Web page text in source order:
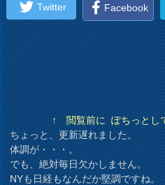
Twitter Facebook
↑ 閲覧前に ぽちっとし
ちょっと、更新遅れました。
体調が・・・。
でも、絶対毎日欠かしません。
NYも日経もなんだか堅調ですね。